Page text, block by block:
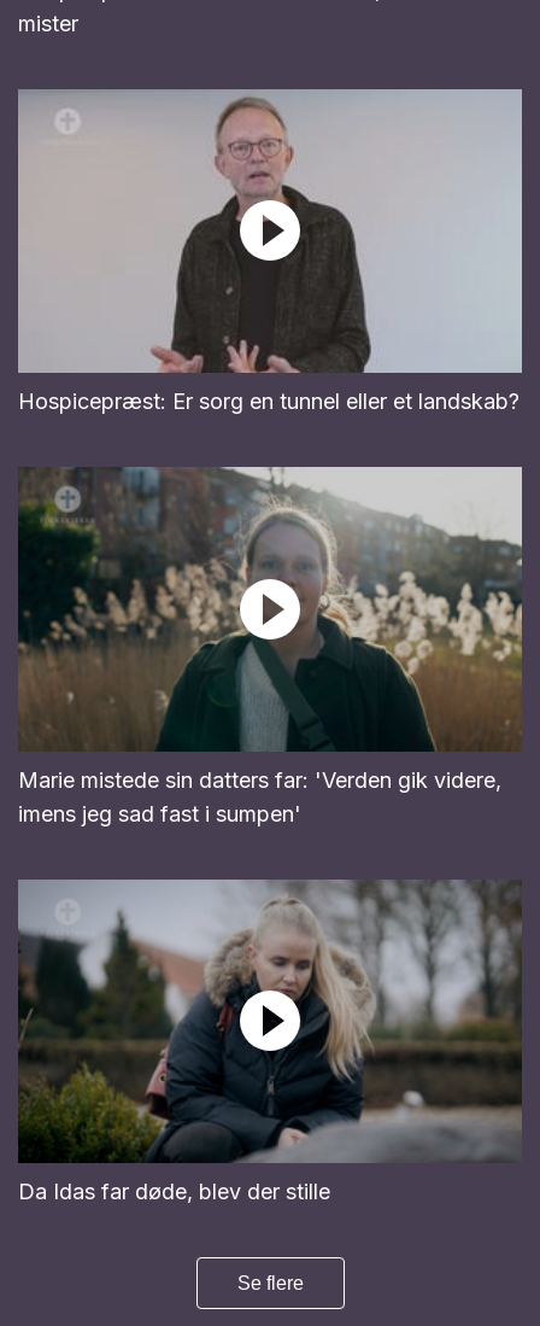
mister
Hospicepræst: Er sorg en tunnel eller et landskab?
Marie mistede sin datters far: 'Verden gik videre,
imens jeg sad fast i sumpen'
Da Idas far døde, blev der stille
Se flere